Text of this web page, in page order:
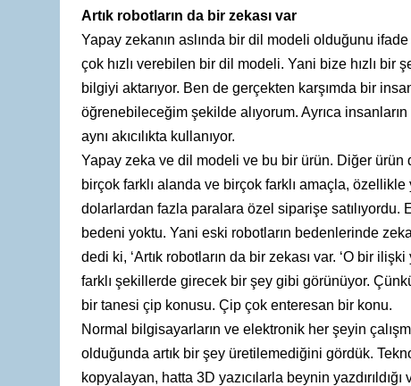
Artık robotların da bir zekası var
Yapay zekanın aslında bir dil modeli olduğunu
çok hızlı verebilen bir dil modeli. Yani bize hızlı
bilgiyi aktarıyor. Ben de gerçekten karşımda bir
öğrenebileceğim şekilde alıyorum. Ayrıca
aynı akıcılıkta kullanıyor.
Yapay zeka ve dil modeli ve bu bir ürün. Diğer ürün
birçok farklı alanda ve birçok farklı amaçla,
dolarlardan fazla paralara özel siparişe
bedeni yoktu. Yani eski robotların bedenlerinde
dedi ki, ‘Artık robotların da bir zekası var. ‘O bir
farklı şekillerde girecek bir şey gibi görünüyor.
bir tanesi çip konusu. Çip çok enteresan bir konu.
Normal bilgisayarların ve elektronik her şeyin
olduğunda artık bir şey üretilemediğini gördük.
kopyalayan, hatta 3D yazıcılarla beynin